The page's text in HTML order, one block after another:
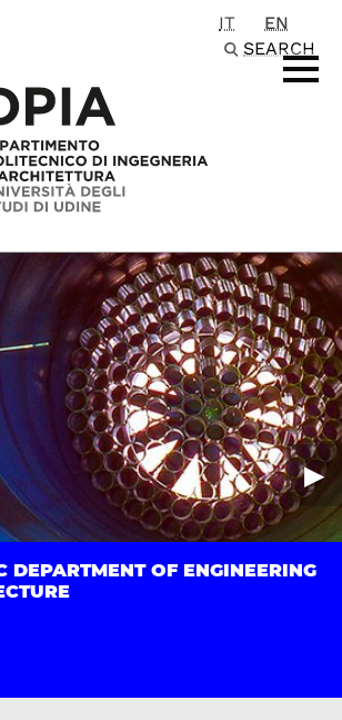
IT
EN
SEARCH
DEPARTMENT OF ENGINEERING
▶︎